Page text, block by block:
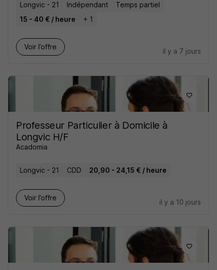
Longvic - 21 Indépendant
Temps partiel
15 - 40 € / heure
+ 1
Voir l’offre
il y a 7 jours
Professeur Particulier à Domicile à
Longvic H/F
Acadomia
Longvic - 21 CDD 20,90 - 24,15 € / heure
Voir l’offre
il y a 10 jours